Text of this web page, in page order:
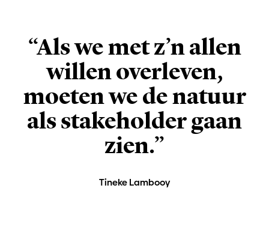
“Als we met z’n allen
willen overleven,
moeten we de natuur
als stakeholder gaan
zien.”
Tineke Lambooy